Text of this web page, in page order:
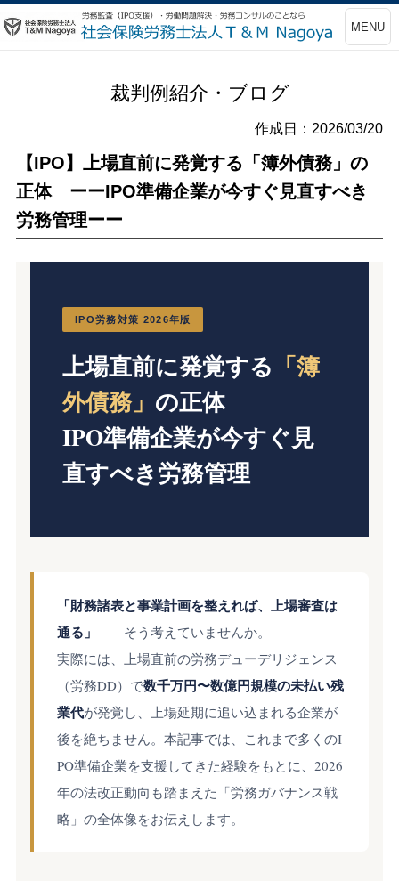
MENU
裁判例紹介・ブログ
作成日：2026/03/20
【IPO】上場直前に発覚する「簿外債務」の
正体 ーーIPO準備企業が今すぐ見直すべき
労務管理ーー
IPO労務対策 2026年版
上場直前に発覚する 「簿
外債務」 の正体
IPO準備企業が今すぐ見
直すべき労務管理
「財務諸表と事業計画を整えれば、上場審査は
通る」 ——そう考えていませんか。
実際には、上場直前の労務デューデリジェンス
（労務DD）で数千万円〜数億円規模の未払い残
業代が発覚し、上場延期に追い込まれる企業が
後を絶ちません。本記事では、これまで多くのI
PO準備企業を支援してきた経験をもとに、2026
年の法改正動向も踏まえた「労務ガバナンス戦
略」の全体像をお伝えします。